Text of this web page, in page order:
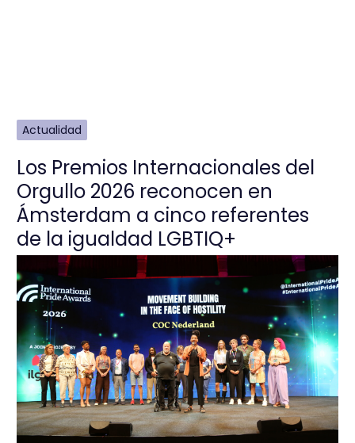
Actualidad
Los Premios Internacionales del
Orgullo 2026 reconocen en
Ámsterdam a cinco referentes
de la igualdad LGBTIQ+